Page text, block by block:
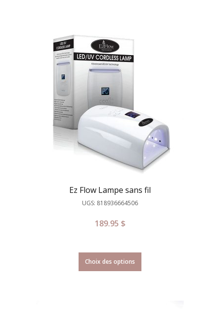
Ez Flow Lampe sans fil
UGS: 818936664506
189.95 $
Choix des options